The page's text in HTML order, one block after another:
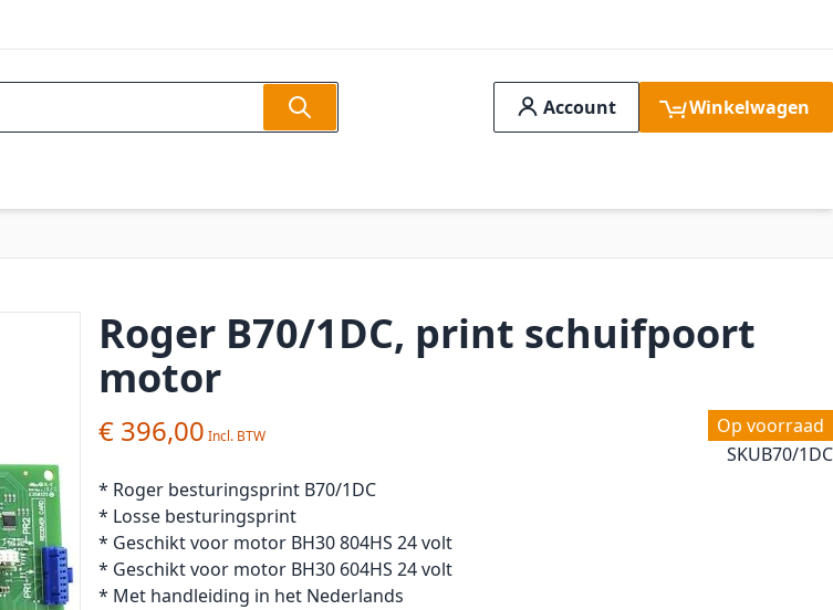
Search Account Winkelwagen
Roger B70/1DC, print schuifpoort
motor
Op voorraad
SKUB70/1DC
€ 396,00
* Roger besturingsprint B70/1DC
* Losse besturingsprint
* Geschikt voor motor BH30 804HS 24 volt
* Geschikt voor motor BH30 604HS 24 volt
* Met handleiding in het Nederlands